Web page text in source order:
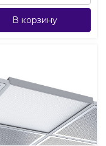
В корзину